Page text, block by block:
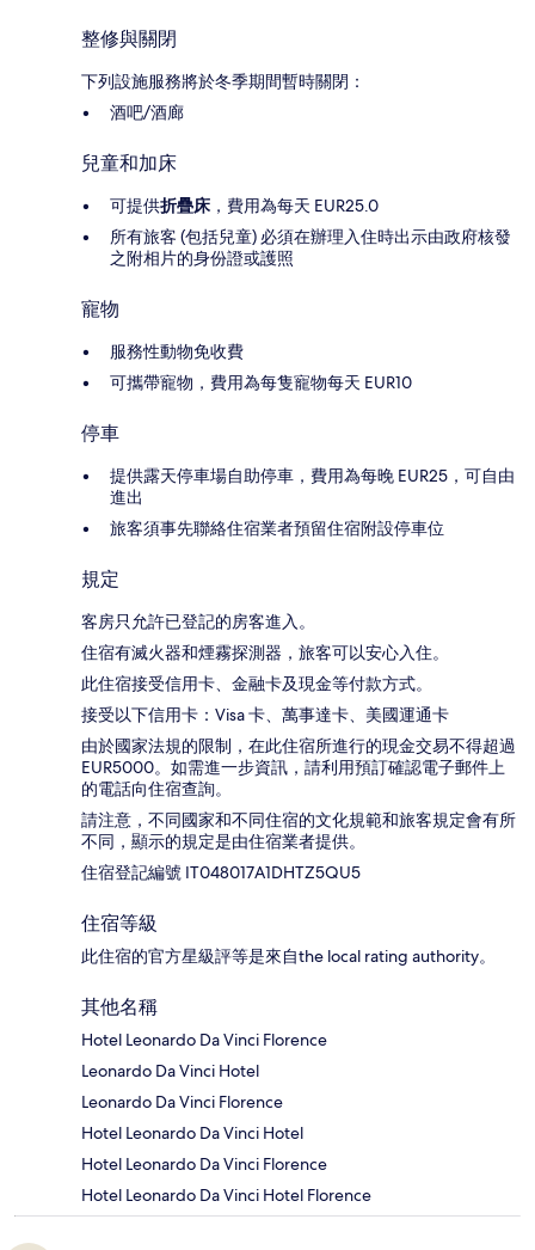
整修與關閉
下列設施服務將於冬季期間暫時關閉：
酒吧/酒廊
兒童和加床
可提供折疊床 ，費用為每天 EUR25.0
所有旅客 (包括兒童) 必須在辦理入住時出示由政府核發
之附相片的身份證或護照
寵物
服務性動物免收費
可攜帶寵物，費用為每隻寵物每天 EUR10
停車
提供露天停車場自助停車，費用為每晚 EUR25，可自由
進出
旅客須事先聯絡住宿業者預留住宿附設停車位
規定
客房只允許已登記的房客進入。
住宿有滅火器和煙霧探測器，旅客可以安心入住。
此住宿接受信用卡、金融卡及現金等付款方式。
接受以下信用卡：Visa 卡、萬事達卡、美國運通卡
由於國家法規的限制，在此住宿所進行的現金交易不得超過
EUR5000。如需進一步資訊，請利用預訂確認電子郵件上
的電話向住宿查詢。
請注意，不同國家和不同住宿的文化規範和旅客規定會有所
不同，顯示的規定是由住宿業者提供。
住宿登記編號 IT048017A1DHTZ5QU5
住宿等級
此住宿的官方星級評等是來自the local rating authority。
其他名稱
Hotel Leonardo Da Vinci Florence
Leonardo Da Vinci Hotel
Leonardo Da Vinci Florence
Hotel Leonardo Da Vinci Hotel
Hotel Leonardo Da Vinci Florence
Hotel Leonardo Da Vinci Hotel Florence